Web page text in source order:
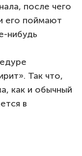
после чего
его поймают
нибудь
Так что,
как и обычный
в